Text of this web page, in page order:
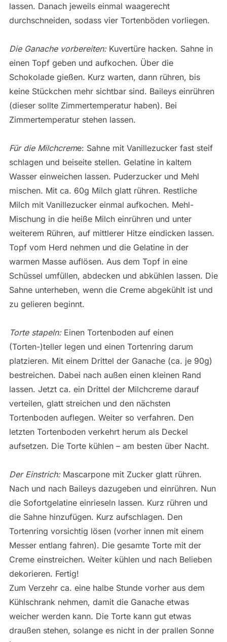
lassen. Danach jeweils einmal waagerecht
durchschneiden, sodass vier Tortenböden vorliegen.
Die Ganache vorbereiten:Kuvertüre hacken. Sahne in
einen Topf geben und aufkochen. Über die
Schokolade gießen. Kurz warten, dann rühren, bis
keine Stückchen mehr sichtbar sind. Baileys einrühren
(dieser sollte Zimmertemperatur haben). Bei
Zimmertemperatur stehen lassen.
Für die Milchcreme: Sahne mit Vanillezucker fast steif
schlagen und beiseite stellen. Gelatine in kaltem
Wasser einweichen lassen. Puderzucker und Mehl
mischen. Mit ca. 60g Milch glatt rühren. Restliche
Milch mit Vanillezucker einmal aufkochen. Mehl-
Mischung in die heiße Milch einrühren und unter
weiterem Rühren, auf mittlerer Hitze eindicken lassen.
Topf vom Herd nehmen und die Gelatine in der
warmen Masse auflösen. Aus dem Topf in eine
Schüssel umfüllen, abdecken und abkühlen lassen. Die
Sahne unterheben, wenn die Creme abgekühlt ist und
zu gelieren beginnt.
Torte stapeln: Einen Tortenboden auf einen
(Torten-)teller legen und einen Tortenring darum
platzieren. Mit einem Drittel der Ganache (ca. je 90g)
bestreichen. Dabei nach außen einen kleinen Rand
lassen. Jetzt ca. ein Drittel der Milchcreme darauf
verteilen, glatt streichen und den nächsten
Tortenboden auflegen. Weiter so verfahren. Den
letzten Tortenboden verkehrt herum als Deckel
aufsetzen. Die Torte kühlen – am besten über Nacht.
Der Einstrich:Mascarpone mit Zucker glatt rühren.
Nach und nach Baileys dazugeben und einrühren. Nun
die Sofortgelatine einrieseln lassen. Kurz rühren und
die Sahne hinzufügen. Kurz aufschlagen. Den
Tortenring vorsichtig lösen (vorher innen mit einem
Messer entlang fahren). Die gesamte Torte mit der
Creme einstreichen. Weiter kühlen und nach Belieben
dekorieren. Fertig!
Zum Verzehr ca. eine halbe Stunde vorher aus dem
Kühlschrank nehmen, damit die Ganache etwas
weicher werden kann. Die Torte kann gut etwas
draußen stehen, solange es nicht in der prallen Sonne